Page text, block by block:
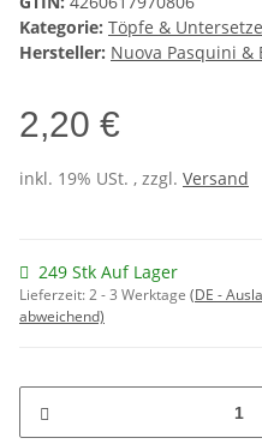
Kategorie: Töpfe &
Hersteller: Nuova Pasquini &
2,20 €
inkl. 19% USt. , zzgl. Versand
249 Stk Auf Lager
Lieferzeit:2 - 3 Werktage (DE -
abweichend)